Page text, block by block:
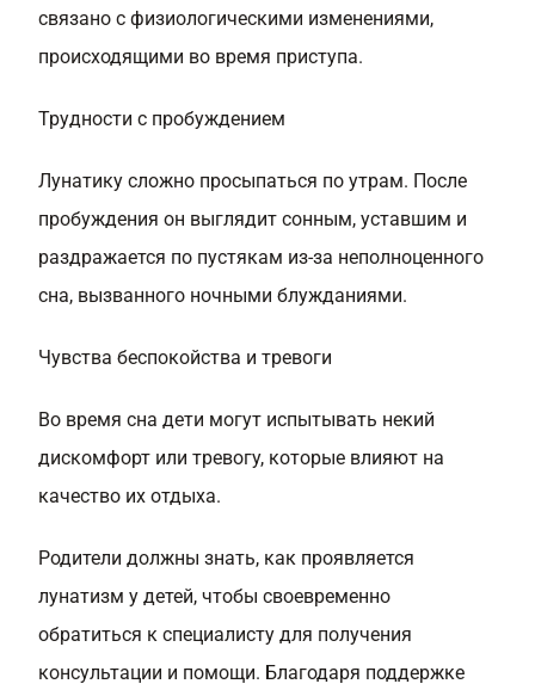
связано с физиологическими изменениями,
происходящими во время приступа.
Трудности с пробуждением
Лунатику сложно просыпаться по утрам. После
пробуждения он выглядит сонным, уставшим и
раздражается по пустякам из-за неполноценного
сна, вызванного ночными блужданиями.
Чувства беспокойства и тревоги
Во время сна дети могут испытывать некий
дискомфорт или тревогу, которые влияют на
качество их отдыха.
Родители должны знать, как проявляется
лунатизм у детей, чтобы своевременно
обратиться к специалисту для получения
консультации и помощи. Благодаря поддержке